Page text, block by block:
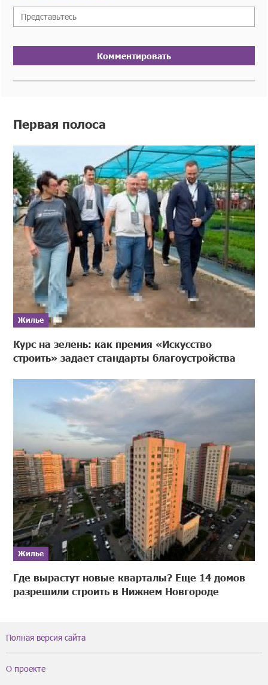
Комментировать
Первая полоса
Жилье
Курс на зелень: как премия «Искусство
строить» задает стандарты благоустройства
Жилье
Где вырастут новые кварталы? Еще 14 домов
разрешили строить в Нижнем Новгороде
Полная версия сайта
О проекте